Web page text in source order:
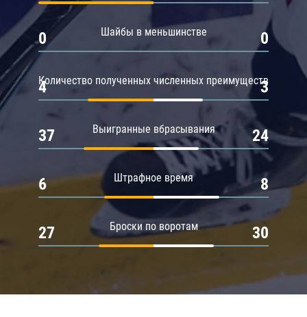
Шайбы в меньшинстве
0 0
Количество полученных численных преимуществ
4 3
Выигранные вбрасывания
37 24
Штрафное время
6 8
Броски по воротам
27 30